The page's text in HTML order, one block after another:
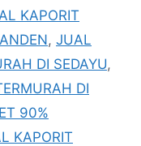
KAPORIT
, JUAL
DI SEDAYU,
DI
90%
KAPORIT